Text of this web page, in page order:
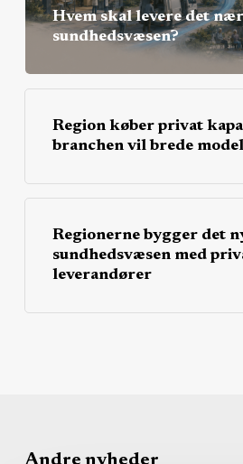
Hvem skal levere det
sundhedsvæsen?
Region køber privat
branchen vil brede
Regionerne bygger det
sundhedsvæsen med
leverandører